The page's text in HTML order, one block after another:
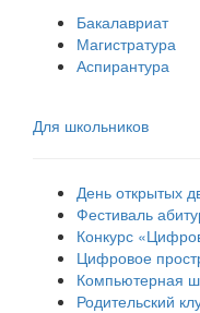
Бакалавриат
Магистратура
Аспирантура
Для школьников
День открытых
Фестиваль
Конкурс
Цифровое
Компьютерная
Родительский